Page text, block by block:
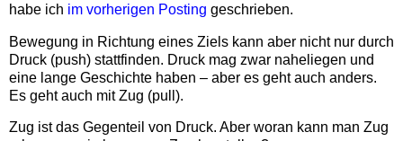
habe ich im vorherigen Posting geschrieben.
Bewegung in Richtung eines Ziels kann aber nicht nur durch
Druck (push) stattfinden. Druck mag zwar naheliegen und
eine lange Geschichte haben – aber es geht auch anders.
Es geht auch mit Zug (pull).
Zug ist das Gegenteil von Druck. Aber woran kann man Zug